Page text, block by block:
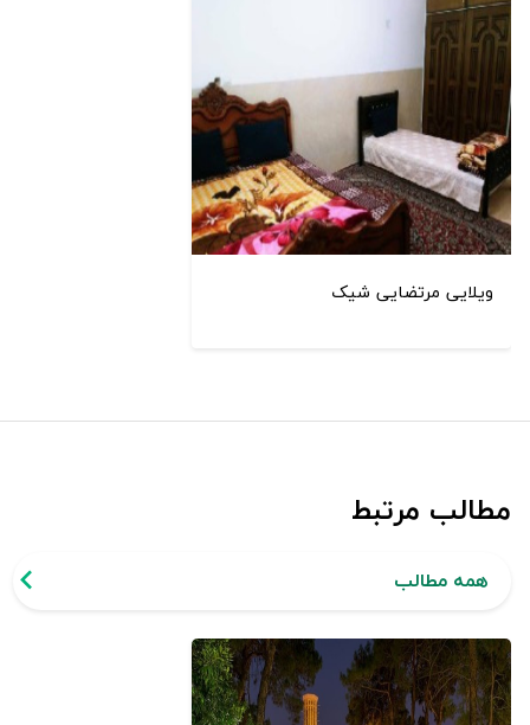
ویلایی مرتضایی شیک
مطالب مرتبط
همه مطالب